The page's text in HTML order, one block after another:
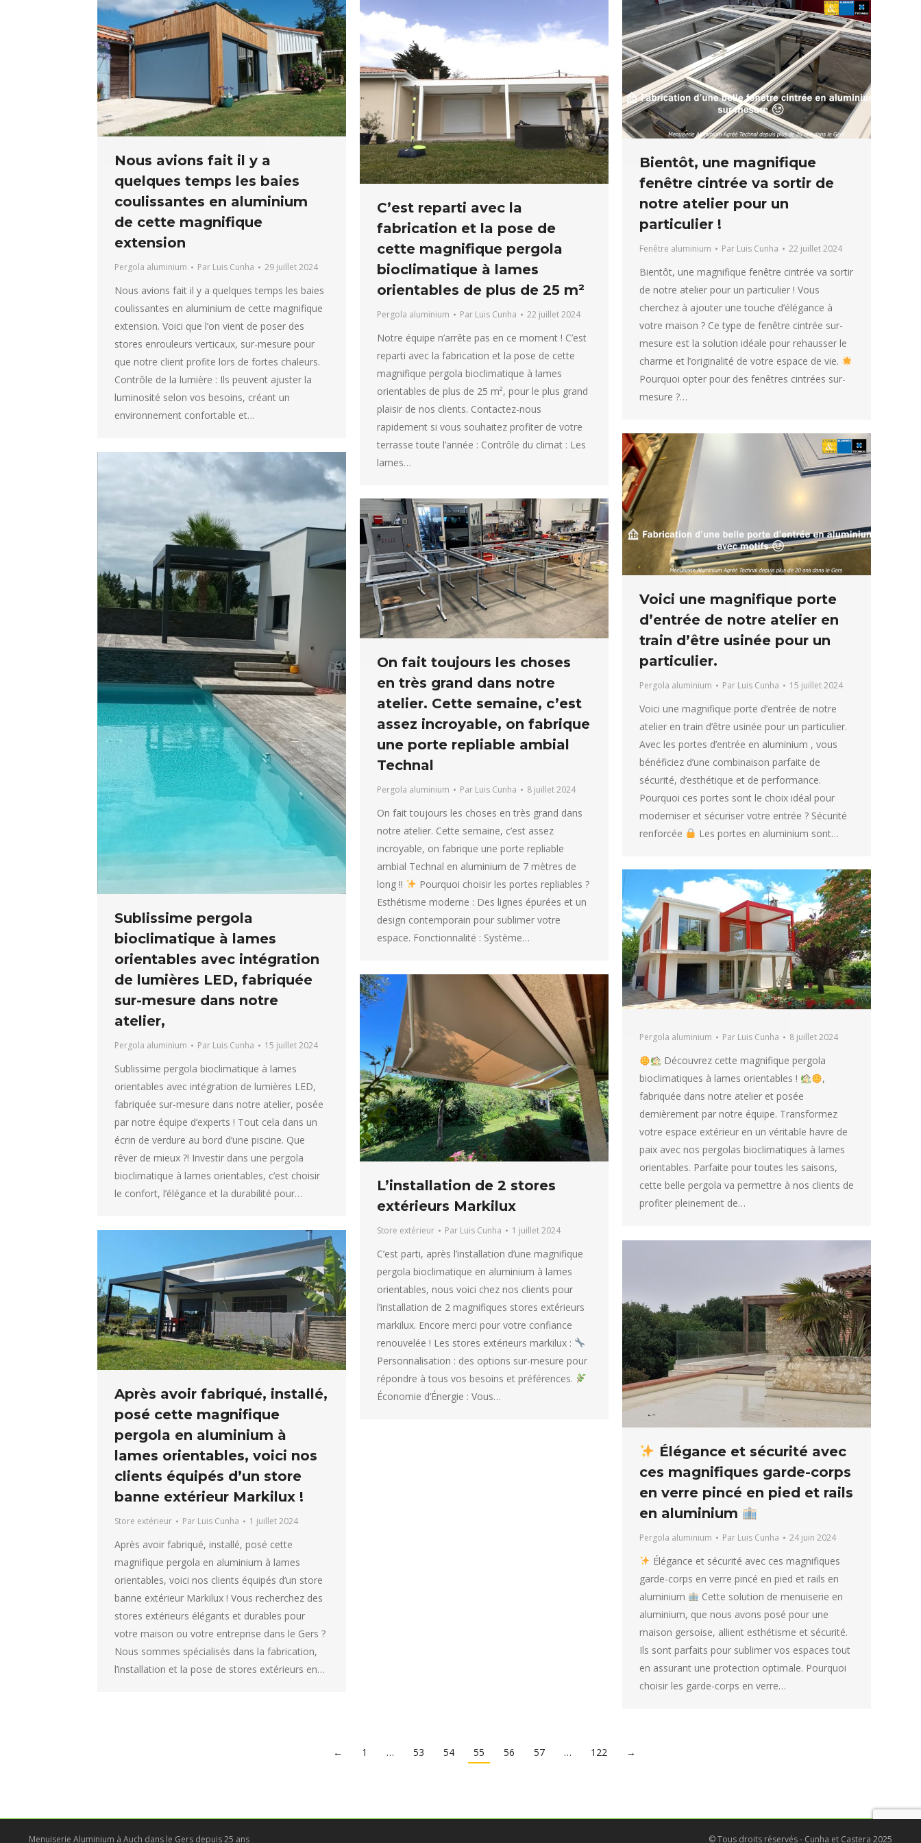
Nous avions fait il y a
quelques temps les baies
coulissantes en aluminium
de cette magnifique
extension
Pergola aluminium Par Luis Cunha 29 juillet 2024
Nous avions fait il y a quelques temps les baies
coulissantes en aluminium de cette magnifique
extension. Voici que l’on vient de poser des
stores enrouleurs verticaux, sur-mesure pour
que notre client profite lors de fortes chaleurs.
Contrôle de la lumière : Ils peuvent ajuster la
luminosité selon vos besoins, créant un
environnement confortable et…
C’est reparti avec la
fabrication et la pose de
cette magnifique pergola
bioclimatique à lames
orientables de plus de 25 m²
Pergola aluminium Par Luis Cunha 22 juillet 2024
Notre équipe n’arrête pas en ce moment ! C’est
reparti avec la fabrication et la pose de cette
magnifique pergola bioclimatique à lames
orientables de plus de 25 m², pour le plus grand
plaisir de nos clients. Contactez-nous
rapidement si vous souhaitez profiter de votre
terrasse toute l’année : Contrôle du climat : Les
lames…
Bientôt, une magnifique
fenêtre cintrée va sortir de
notre atelier pour un
particulier !
Fenêtre aluminium Par Luis Cunha 22 juillet 2024
Bientôt, une magnifique fenêtre cintrée va sortir
de notre atelier pour un particulier ! Vous
cherchez à ajouter une touche d’élégance à
votre maison ? Ce type de fenêtre cintrée sur-
mesure est la solution idéale pour rehausser le
charme et l’originalité de votre espace de vie.
Pourquoi opter pour des fenêtres cintrées sur-
mesure ?…
Voici une magnifique porte
d’entrée de notre atelier en
train d’être usinée pour un
particulier.
Pergola aluminium Par Luis Cunha 15 juillet 2024
Voici une magnifique porte d’entrée de notre
atelier en train d’être usinée pour un particulier.
Avec les portes d’entrée en aluminium , vous
bénéficiez d’une combinaison parfaite de
sécurité, d’esthétique et de performance.
Pourquoi ces portes sont le choix idéal pour
moderniser et sécuriser votre entrée ? Sécurité
renforcée
Les portes en aluminium sont…
Sublissime pergola
bioclimatique à lames
orientables avec intégration
de lumières LED, fabriquée
sur-mesure dans notre
atelier,
Pergola aluminium Par Luis Cunha 15 juillet 2024
Sublissime pergola bioclimatique à lames
orientables avec intégration de lumières LED,
fabriquée sur-mesure dans notre atelier, posée
par notre équipe d’experts ! Tout cela dans un
écrin de verdure au bord d’une piscine. Que
rêver de mieux ?! Investir dans une pergola
bioclimatique à lames orientables, c’est choisir
le confort, l’élégance et la durabilité pour…
On fait toujours les choses
en très grand dans notre
atelier. Cette semaine, c’est
assez incroyable, on fabrique
une porte repliable ambial
Technal
Pergola aluminium Par Luis Cunha 8 juillet 2024
On fait toujours les choses en très grand dans
notre atelier. Cette semaine, c’est assez
incroyable, on fabrique une porte repliable
ambial Technal en aluminium de 7 mètres de
long !!
Pourquoi choisir les portes repliables ?
Esthétisme moderne : Des lignes épurées et un
design contemporain pour sublimer votre
espace. Fonctionnalité : Système…
Pergola aluminium Par Luis Cunha 8 juillet 2024
Découvrez cette magnifique pergola
bioclimatiques à lames orientables !
,
fabriquée dans notre atelier et posée
dernièrement par notre équipe. Transformez
votre espace extérieur en un véritable havre de
paix avec nos pergolas bioclimatiques à lames
orientables. Parfaite pour toutes les saisons,
cette belle pergola va permettre à nos clients de
profiter pleinement de…
L’installation de 2 stores
extérieurs Markilux
Store extérieur Par Luis Cunha 1 juillet 2024
C’est parti, après l’installation d’une magnifique
pergola bioclimatique en aluminium à lames
orientables, nous voici chez nos clients pour
l’installation de 2 magnifiques stores extérieurs
markilux. Encore merci pour votre confiance
renouvelée ! Les stores extérieurs markilux :
Personnalisation : des options sur-mesure pour
répondre à tous vos besoins et préférences.
Économie d’Énergie : Vous…
Après avoir fabriqué, installé,
posé cette magnifique
pergola en aluminium à
lames orientables, voici nos
clients équipés d’un store
banne extérieur Markilux !
Store extérieur Par Luis Cunha 1 juillet 2024
Après avoir fabriqué, installé, posé cette
magnifique pergola en aluminium à lames
orientables, voici nos clients équipés d’un store
banne extérieur Markilux ! Vous recherchez des
stores extérieurs élégants et durables pour
votre maison ou votre entreprise dans le Gers ?
Nous sommes spécialisés dans la fabrication,
l’installation et la pose de stores extérieurs en…
Élégance et sécurité avec
ces magnifiques garde-corps
en verre pincé en pied et rails
en aluminium
Pergola aluminium Par Luis Cunha 24 juin 2024
Élégance et sécurité avec ces magnifiques
garde-corps en verre pincé en pied et rails en
aluminium
Cette solution de menuiserie en
aluminium, que nous avons posé pour une
maison gersoise, allient esthétisme et sécurité.
Ils sont parfaits pour sublimer vos espaces tout
en assurant une protection optimale. Pourquoi
choisir les garde-corps en verre…
← 1 … 53 54 55 56 57 … 122 →
Menuiserie Aluminium à Auch dans le Gers depuis 25 ans © Tous droits réservés - Cunha et Castera 2025